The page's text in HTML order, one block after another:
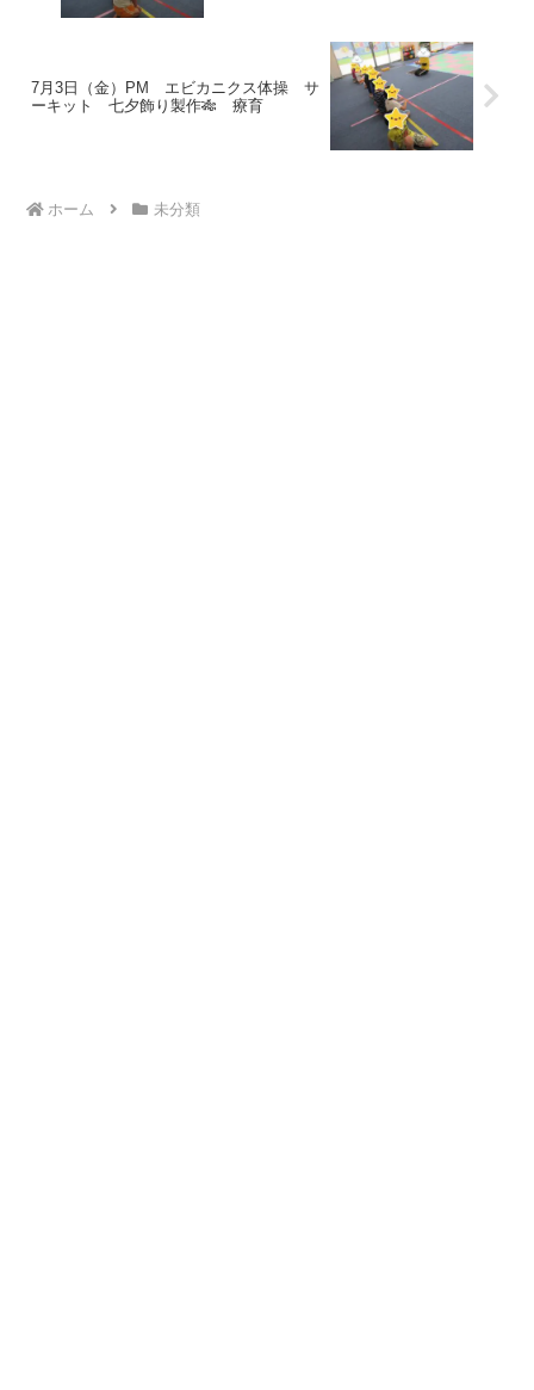
7月3日（金）PM エビカニクス体操 サ
ーキット 七夕飾り製作🎋 療育
ホーム 未分類